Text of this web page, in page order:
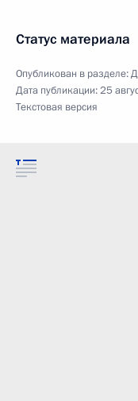
Статус материала
Опубликован в разделе:
Дата публикации:25
Текстовая версия